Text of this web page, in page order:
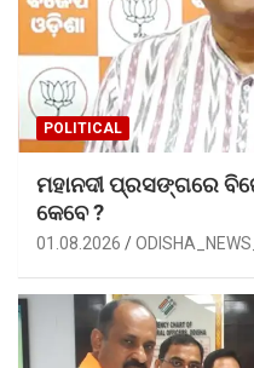
POLITICAL
ମହାନଦୀ ପ୍ରସଙ୍ଗରେ
କେବେ ?
01.08.2026